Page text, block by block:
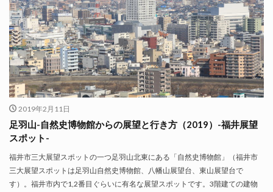
2019年2月11日
足羽山-自然史博物館からの展望と行き方（2019）-福井展望
スポット-
福井市三大展望スポットの一つ足羽山北東にある「自然史博物館」（福井市
三大展望スポットは足羽山自然史博物館、八幡山展望台、東山展望台で
す）。福井市内で1,2番目ぐらいに有名な展望スポットです。3階建ての建物